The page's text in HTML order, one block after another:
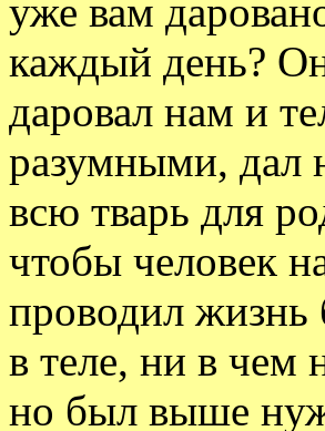
уже вам
каждый день?
даровал нам и
разумными, дал
всю тварь для
чтобы человек
проводил жизнь
в теле, ни в чем
но был выше